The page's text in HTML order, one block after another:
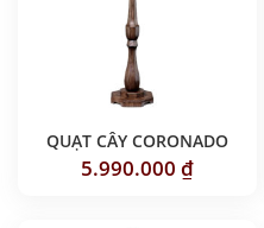
QUẠT CÂY CORONADO
5.990.000 ₫